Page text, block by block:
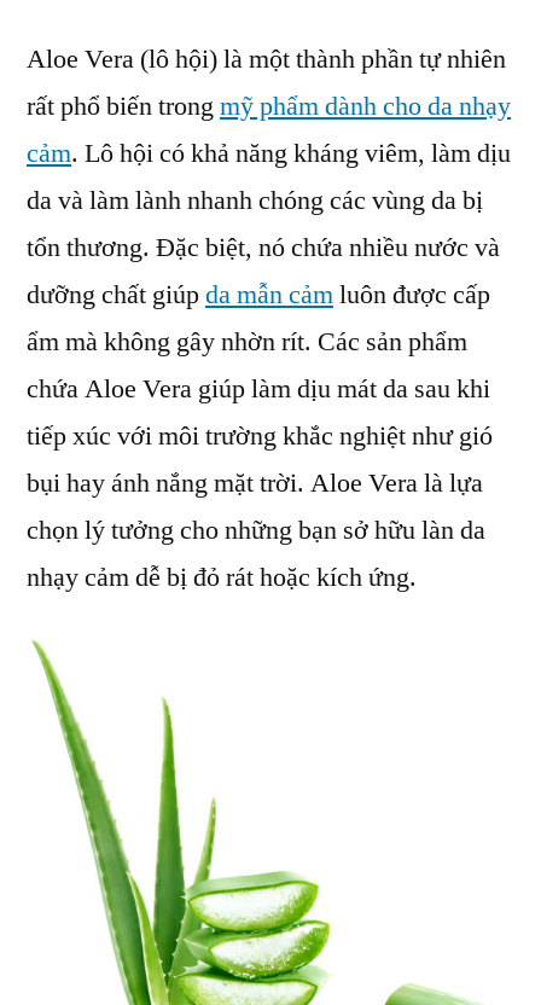
Aloe Vera (lô hội) là một thành phần tự nhiên
rất phổ biến trongmỹ phẩm dành cho da nhạy
cảm. Lô hội có khả năng kháng viêm, làm dịu
da và làm lành nhanh chóng các vùng da bị
tổn thương. Đặc biệt, nó chứa nhiều nước và
dưỡng chất giúpda mẫn cảmluôn được cấp
ẩm mà không gây nhờn rít. Các sản phẩm
chứa Aloe Vera giúp làm dịu mát da sau khi
tiếp xúc với môi trường khắc nghiệt như gió
bụi hay ánh nắng mặt trời. Aloe Vera là lựa
chọn lý tưởng cho những bạn sở hữu làn da
nhạy cảm dễ bị đỏ rát hoặc kích ứng.